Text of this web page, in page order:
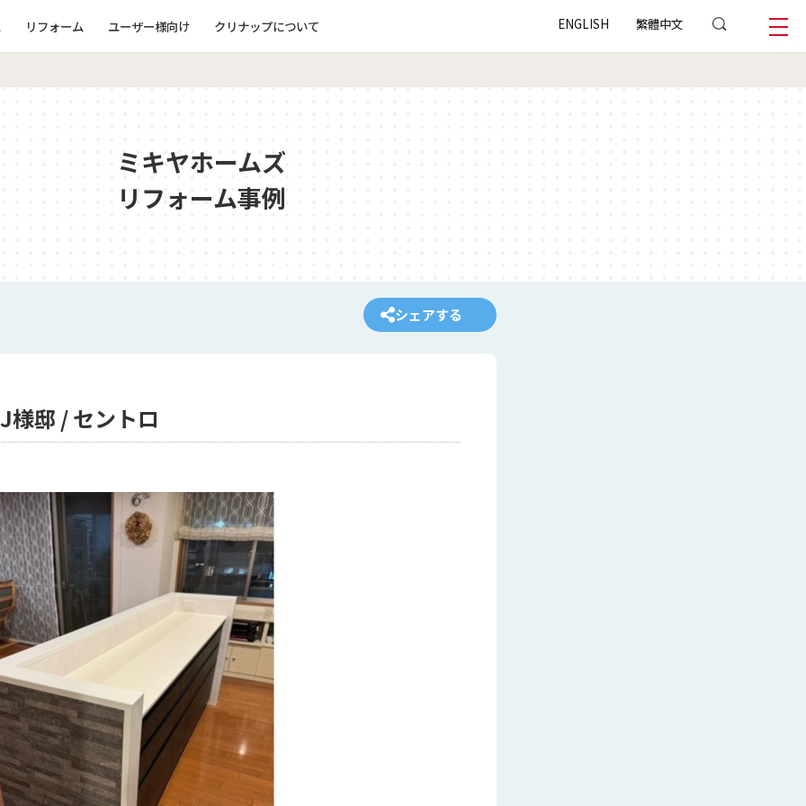
リフォーム ユーザー様向け クリナップについて ENGLISH 繁體中文
ミキヤホームズ
リフォーム事例
シェアする
様邸 / セントロ